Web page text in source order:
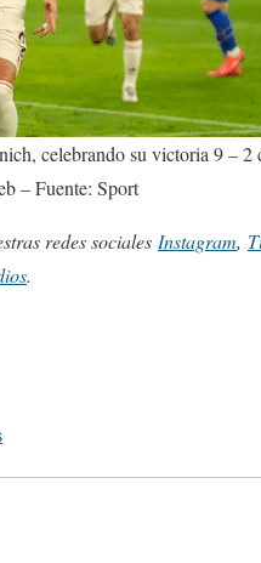
celebrando su victoria 9 – 2
– Fuente: Sport
redes sociales Instagram,
.